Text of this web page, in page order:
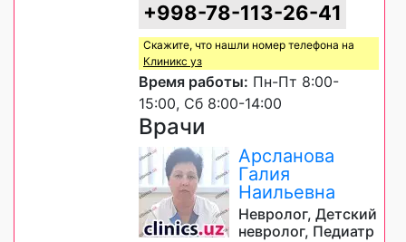
+998-78-113-26-41
Скажите, что нашли номер телефона на
Клиникс уз
Время работы: Пн-Пт 8:00-
15:00, Сб 8:00-14:00
Врачи
Арсланова
Галия
Наильевна
Невролог, Детский
невролог, Педиатр